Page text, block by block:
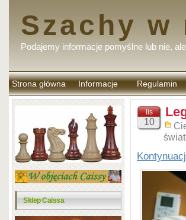
Szachy w
Podajemy informacje pomyślne lub nie,
Strona główna Informacje Regulamin
komentarzy
Sklep Caissa
lis
10